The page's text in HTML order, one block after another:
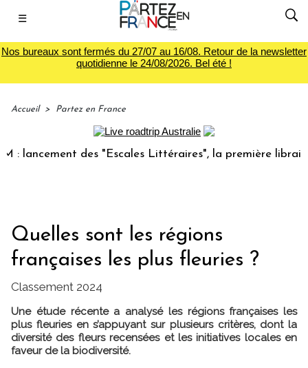
☰
Nos bureaux sont fermés du 27/07 au 16/08. Retour de la newsletter
quotidienne le 24/08/2026. Bel été !
Accueil > Partez en France
des "Escales Littéraires", la première librairie du
Quelles sont les régions
françaises les plus fleuries ?
Classement 2024
Une étude récente a analysé les régions françaises les
plus fleuries en s’appuyant sur plusieurs critères, dont la
diversité des fleurs recensées et les initiatives locales en
faveur de la biodiversité.